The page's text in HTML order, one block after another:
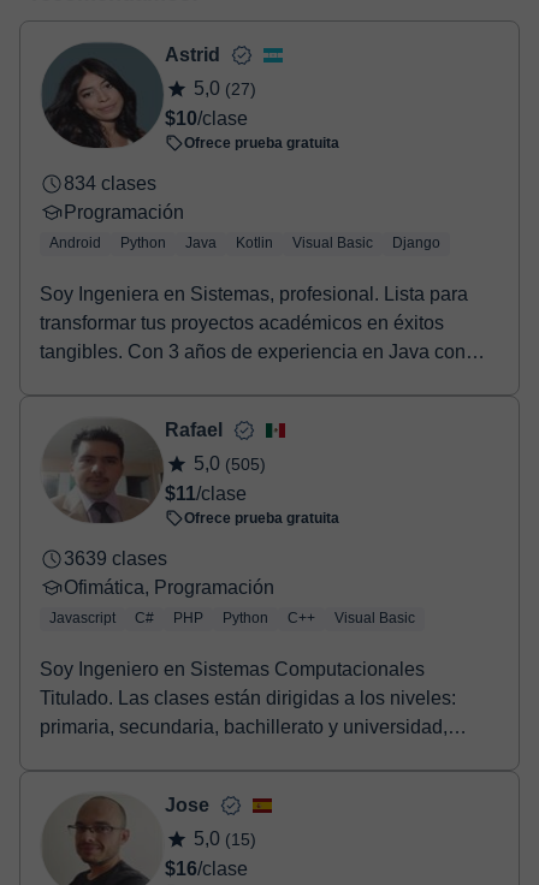
- Tarjeta de crédito.
- Paypal.
Una vez realices el pago de la clase, recibirás un e-mail de
confirmación de la reserva.
Astrid
5,0 (27)
$10/clase
Ofrece prueba gratuita
834 clases
Programación
Android Python Java Kotlin Visual Basic Django
Soy Ingeniera en Sistemas, profesional. Lista para
transformar tus proyectos académicos en éxitos
tangibles. Con 3 años de experiencia en Java con
Rafael
5,0 (505)
$11/clase
Ofrece prueba gratuita
3639 clases
Ofimática, Programación
Javascript C# PHP Python C++ Visual Basic
Soy Ingeniero en Sistemas Computacionales
Titulado. Las clases están dirigidas a los niveles:
primaria, secundaria, bachillerato y universidad,
Jose
5,0 (15)
$16/clase